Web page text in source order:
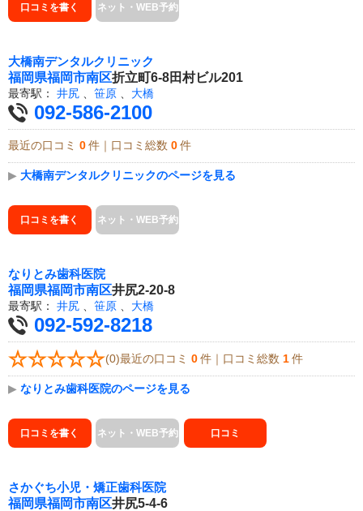
口コミを書く ネット・WEB予約
大橋南デンタルクリニック
福岡県福岡市南区折立町6-8田村ビル201
最寄駅： 井尻 笹原 大橋
092-586-2100
最近の口コミ 0 件｜口コミ総数 0 件
▶ 大橋南デンタルクリニックのページを見る
口コミを書く ネット・WEB予約
なりとみ歯科医院
福岡県福岡市南区井尻2-20-8
最寄駅： 井尻 笹原 大橋
092-592-8218
(0)最近の口コミ 0 件｜口コミ総数 1 件
▶ なりとみ歯科医院のページを見る
口コミを書く ネット・WEB予約 口コミ
さかぐち小児・矯正歯科医院
福岡県福岡市南区井尻5-4-6